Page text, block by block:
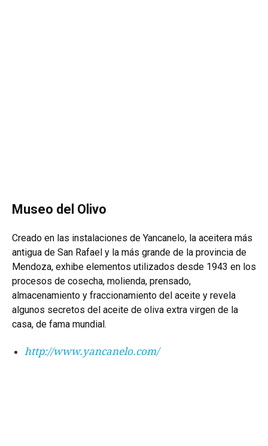
Museo del Olivo
Creado en las instalaciones de Yancanelo, la aceitera más
antigua de San Rafael y la más grande de la provincia de
Mendoza, exhibe elementos utilizados desde 1943 en los
procesos de cosecha, molienda, prensado,
almacenamiento y fraccionamiento del aceite y revela
algunos secretos del aceite de oliva extra virgen de la
casa, de fama mundial.
http://www.yancanelo.com/